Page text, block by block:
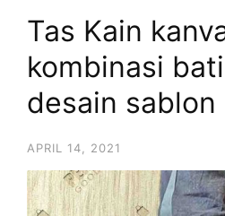
Tas Kain
kombinasi
desain sablon
APRIL 14, 2021